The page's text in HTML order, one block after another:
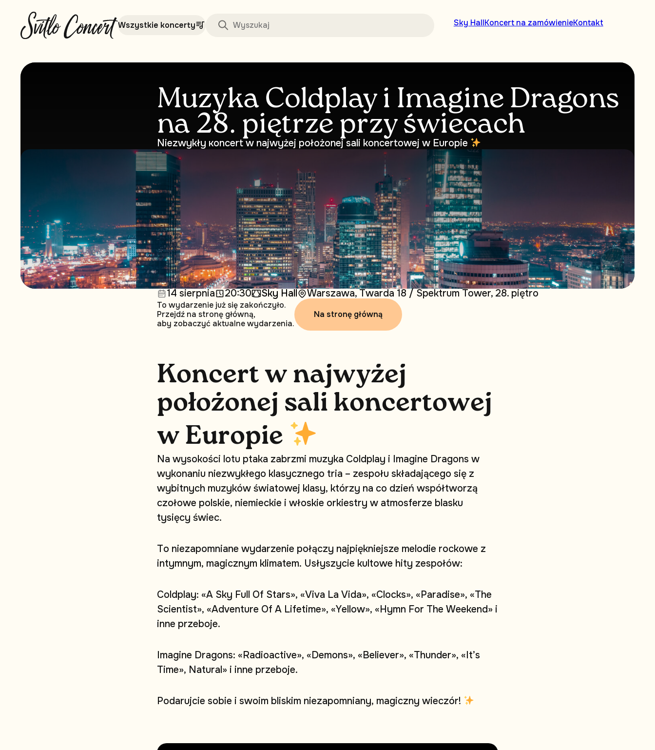
Wszystkie koncerty Sky HallKoncert na zamówienieKontakt
Muzyka Coldplay i Imagine Dragons
na 28. piętrze przy świecach
Niezwykły кoncert w najwyżej położonej sali koncertowej w Europie
14 sierpnia 20:30 Sky Hall Warszawa, Twarda 18 / Spektrum Tower, 28. piętro
To wydarzenie już się zakończyło.
Przejdź na stronę główną,
aby zobaczyć aktualne wydarzenia.
Na stronę główną
Koncert w najwyżej
położonej sali koncertowej
w Europie
Na wysokości lotu ptaka zabrzmi muzyka Coldplay i Imagine Dragons w
wykonaniu niezwykłego klasycznego tria – zespołu składającego się z
wybitnych muzyków światowej klasy, którzy na co dzień współtworzą
czołowe polskie, niemieckie i włoskie orkiestry w atmosferze blasku
tysięcy świec.
To niezapomniane wydarzenie połączy najpiękniejsze melodie rockowe z
intymnym, magicznym klimatem. Usłyszycie kultowe hity zespołów:
Coldplay: «A Sky Full Of Stars», «Viva La Vida», «Clocks», «Paradise», «The
Scientist», «Adventure Of A Lifetime», «Yellow», «Hymn For The Weekend» i
inne przeboje.
Imagine Dragons: «Radioactive», «Demons», «Believer», «Thunder», «It’s
Time», Natural» i inne przeboje.
Podarujcie sobie i swoim bliskim niezapomniany, magiczny wieczór!